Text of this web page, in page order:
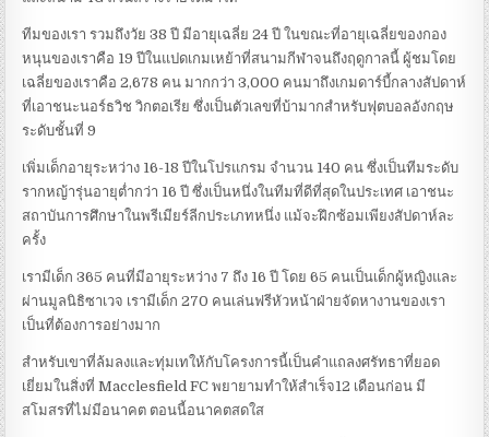
ทีมของเรา รวมถึงวัย 38 ปี มีอายุเฉลี่ย 24 ปี ในขณะที่อายุเฉลี่ยของกอง
หนุนของเราคือ 19 ปีในแปดเกมเหย้าที่สนามกีฬาจนถึงฤดูกาลนี้ ผู้ชมโดย
เฉลี่ยของเราคือ 2,678 คน มากกว่า 3,000 คนมาถึงเกมดาร์บี้กลางสัปดาห์
ที่เอาชนะนอร์ธวิช วิกตอเรีย ซึ่งเป็นตัวเลขที่บ้ามากสำหรับฟุตบอลอังกฤษ
ระดับชั้นที่ 9
เพิ่มเด็กอายุระหว่าง 16-18 ปีในโปรแกรม จำนวน 140 คน ซึ่งเป็นทีมระดับ
รากหญ้ารุ่นอายุต่ำกว่า 16 ปี ซึ่งเป็นหนึ่งในทีมที่ดีที่สุดในประเทศ เอาชนะ
สถาบันการศึกษาในพรีเมียร์ลีกประเภทหนึ่ง แม้จะฝึกซ้อมเพียงสัปดาห์ละ
ครั้ง
เรามีเด็ก 365 คนที่มีอายุระหว่าง 7 ถึง 16 ปี โดย 65 คนเป็นเด็กผู้หญิงและ
ผ่านมูลนิธิซาเวจ เรามีเด็ก 270 คนเล่นฟรีหัวหน้าฝ่ายจัดหางานของเรา
เป็นที่ต้องการอย่างมาก
สำหรับเขาที่ล้มลงและทุ่มเทให้กับโครงการนี้เป็นคำแถลงศรัทธาที่ยอด
เยี่ยมในสิ่งที่ Macclesfield FC พยายามทำให้สำเร็จ12 เดือนก่อน มี
สโมสรที่ไม่มีอนาคต ตอนนี้อนาคตสดใส